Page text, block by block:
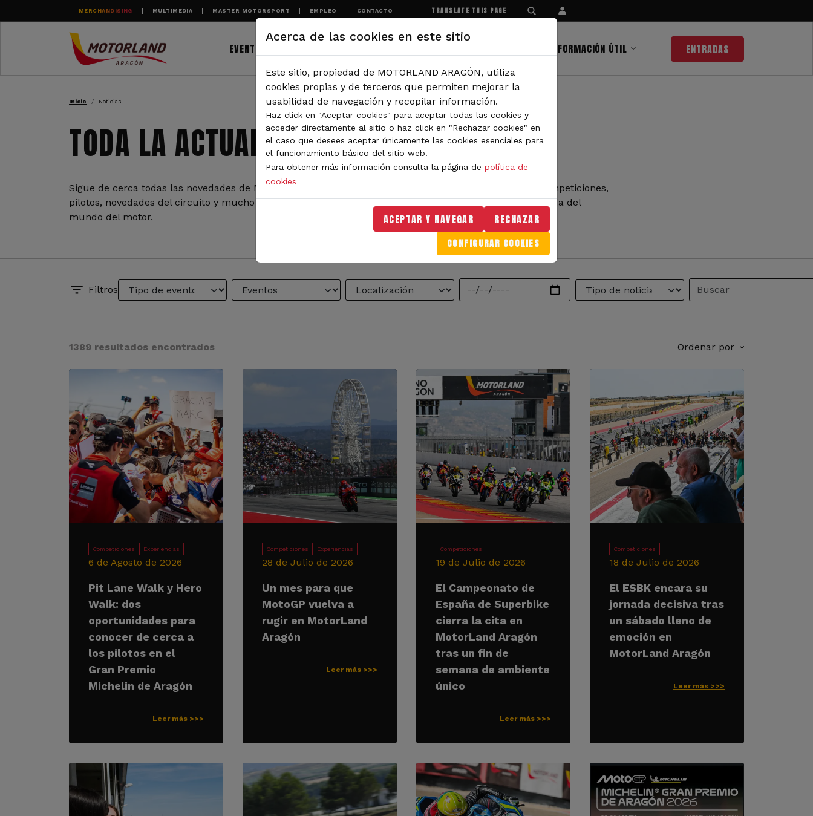
Pasar al contenido principal
MERCHANDISING MULTIMEDIA MASTER MOTORSPORT EMPLEO CONTACTO TRANSLATE THIS PAGE
EVENTOS INFORMACIÓN ÚTIL ENTRADAS
RUTA DE NAVEGACIÓN
Inicio Noticias
TODA LA ACTUALIDAD DE MOTORLAND
Sigue de cerca todas las novedades de MotorLand Aragón. Aquí encontrarás noticias sobre eventos, competiciones,
pilotos, novedades del circuito y mucho más. Filtra por categoría o tipo de contenido y no te pierdas nada del
mundo del motor.
Filtros
1389 resultados encontrados Ordenar por
Competiciones Experiencias
6 de Agosto de 2026
Pit Lane Walk y Hero
Walk: dos
oportunidades para
conocer de cerca a
los pilotos en el
Gran Premio
Michelin de Aragón
Leer más >>>
Competiciones Experiencias
28 de Julio de 2026
Un mes para que
MotoGP vuelva a
rugir en MotorLand
Aragón
Leer más >>>
Competiciones
19 de Julio de 2026
El Campeonato de
España de Superbike
cierra la cita en
MotorLand Aragón
tras un fin de
semana de ambiente
único
Leer más >>>
Competiciones
18 de Julio de 2026
El ESBK encara su
jornada decisiva tras
un sábado lleno de
emoción en
MotorLand Aragón
Leer más >>>
Acerca de las cookies en este sitio
Este sitio, propiedad de MOTORLAND ARAGÓN, utiliza
cookies propias y de terceros que permiten mejorar la
usabilidad de navegación y recopilar información.
Haz click en "Aceptar cookies" para aceptar todas las cookies y
acceder directamente al sitio o haz click en "Rechazar cookies" en
el caso que desees aceptar únicamente las cookies esenciales para
el funcionamiento básico del sitio web.
Para obtener más información consulta la página de política de
cookies
ACEPTAR Y NAVEGAR RECHAZAR
CONFIGURAR COOKIES